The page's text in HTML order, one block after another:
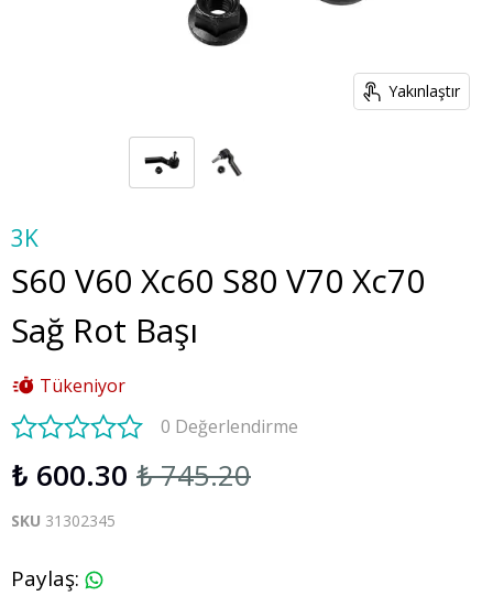
Yakınlaştır
3K
S60 V60 Xc60 S80 V70 Xc70
Sağ Rot Başı
Tükeniyor
0 Değerlendirme
₺ 600.30 ₺ 745.20
SKU 31302345
Paylaş: